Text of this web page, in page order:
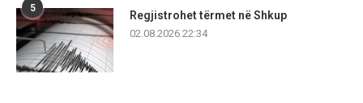
5
Regjistrohet tërmet në Shkup
02.08.2026 22:34